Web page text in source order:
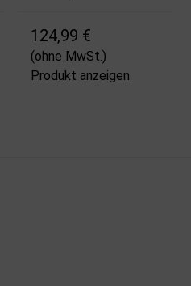
124,99 €
(ohne MwSt.)
Produkt anzeigen